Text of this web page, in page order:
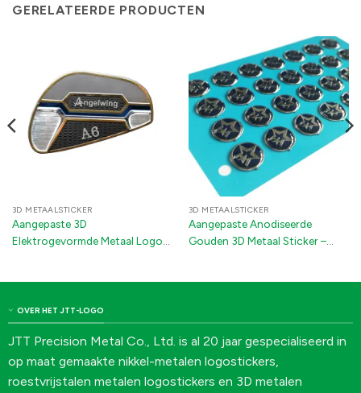
GERELATEERDE PRODUCTEN
3D METAALSTICKER
Aangepaste 3D
Elektrogevormde Metaal Logo
Verpakkingen
3D METAALSTICKER
Aangepaste Anodiseerde
Gouden 3D Metaal Sticker –
OVER HET JTT-LOGO
JTT Precision Metal Co., Ltd. is al 20 jaar gespecialiseerd in
op maat gemaakte nikkel-metalen logostickers,
roestvrijstalen metalen logostickers en 3D metalen